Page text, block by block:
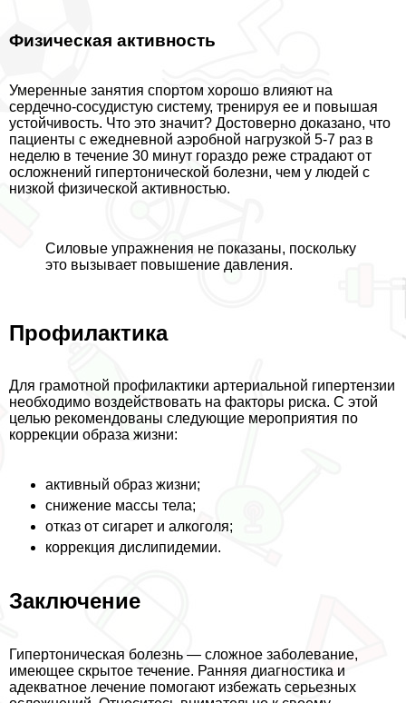
Физическая активность
Умеренные занятия спортом хорошо влияют на
сердечно-сосудистую систему, тренируя ее и повышая
устойчивость. Что это значит? Достоверно доказано, что
пациенты с ежедневной аэробной нагрузкой 5-7 раз в
неделю в течение 30 минут гораздо реже страдают от
осложнений гипертонической болезни, чем у людей с
низкой физической активностью.
Силовые упражнения не показаны, поскольку
это вызывает повышение давления.
Профилактика
Для грамотной профилактики артериальной гипертензии
необходимо воздействовать на факторы риска. С этой
целью рекомендованы следующие мероприятия по
коррекции образа жизни:
активный образ жизни;
снижение массы тела;
отказ от сигарет и алкоголя;
коррекция дислипидемии.
Заключение
Гипертоническая болезнь — сложное заболевание,
имеющее скрытое течение. Ранняя диагностика и
адекватное лечение помогают избежать серьезных